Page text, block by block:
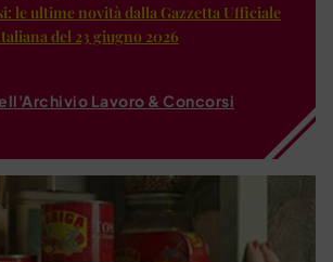
le ultime novità dalla Gazzetta Ufficiale
del 23 giugno 2026
Lavoro & Concorsi